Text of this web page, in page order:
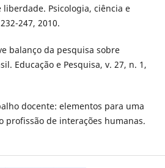
Psicologia, ciência e
247, 2010.
balanço da pesquisa sobre
Educação e Pesquisa, v. 27, n. 1,
docente: elementos para uma
profissão de interações humanas.